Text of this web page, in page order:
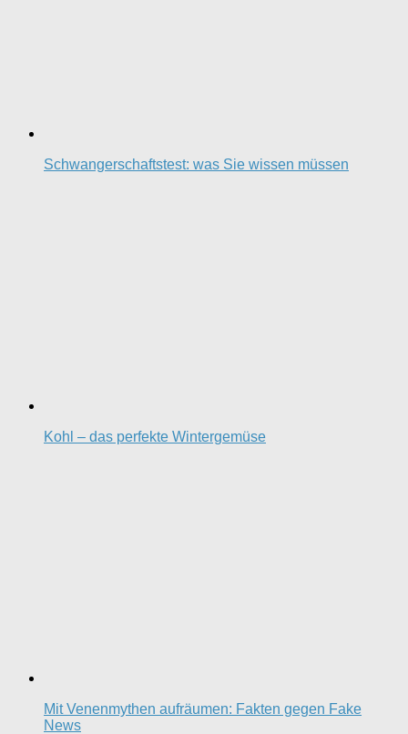
Schwangerschaftstest: was Sie wissen müssen
Kohl – das perfekte Wintergemüse
Mit Venenmythen aufräumen: Fakten gegen Fake
News